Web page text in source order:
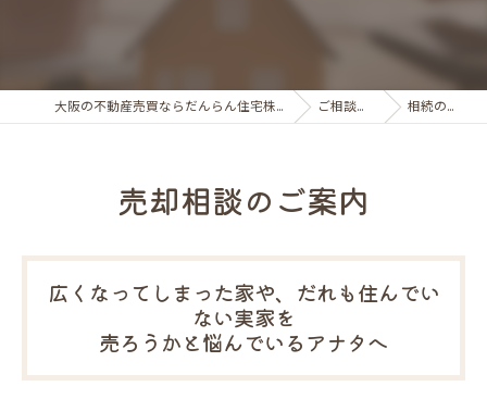
大阪の不動産売買ならだんらん住宅株式会社 ご相談事例 相続の相談
売却相談のご案内
広くなってしまった家や、だれも住んでい
ない実家を
売ろうかと悩んでいるアナタへ